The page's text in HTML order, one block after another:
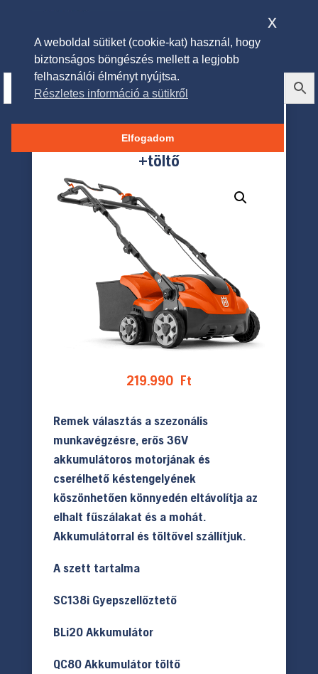
Husqvarna S 138i
Gyepszellőztető +akkumulátor
+töltő
219.990 Ft
Remek választás a szezonális
munkavégzésre, erős 36V
akkumulátoros motorjának és
cserélhető késtengelyének
köszönhetően könnyedén eltávolítja az
elhalt fűszálakat és a mohát.
Akkumulátorral és töltővel szállítjuk.
A szett tartalma
SC138i Gyepszellőztető
BLi20 Akkumulátor
QC80 Akkumulátor töltő
A weboldal sütiket (cookie-kat) használ, hogy
biztonságos böngészés mellett a legjobb
felhasználói élményt nyújtsa.
Részletes információ a sütikről
Elfogadom
x